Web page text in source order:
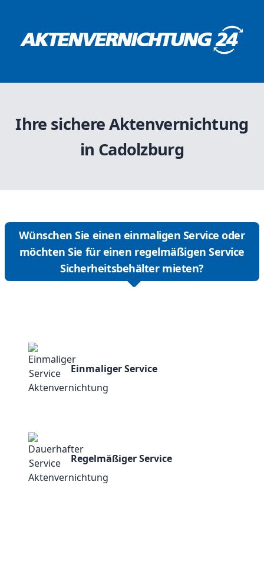
Ihre sichere Aktenvernichtung
in Cadolzburg
Wünschen Sie einen einmaligen Service oder
möchten Sie für einen regelmäßigen Service
Sicherheitsbehälter mieten?
Einmaliger Service
Regelmäßiger Service